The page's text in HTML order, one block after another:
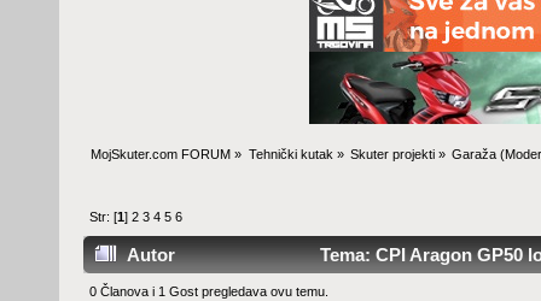
MojSkuter.com FORUM » Tehnički kutak » Skuter projekti» Garaža
Str: [1]2 3 4 5 6
Autor Tema: CPI Aragon GP50
0 Članova i 1 Gost pregledava ovu temu.